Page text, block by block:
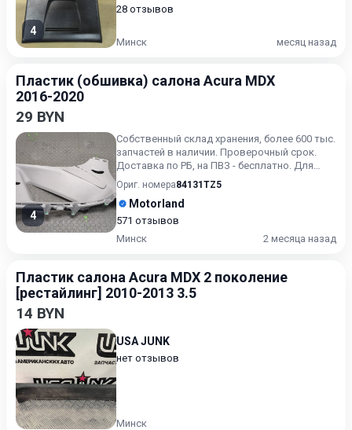
4
28 отзывов
Минск месяц назад
Пластик (обшивка) салона Acura MDX
2016-2020
29 BYN
4
Собственный склад хранения, более 600 тыс.
запчастей в наличии. Проверочный срок.
Доставка по РБ, на ПВЗ - бесплатно. Для
получения актуальн...
Ориг. номера84131TZ5
Motorland
571 отзывов
Минск
2 месяца назад
Пластик салона Acura MDX 2 поколение
[рестайлинг] 2010-2013 3.5
14 BYN
USA JUNK
нет отзывов
Минск